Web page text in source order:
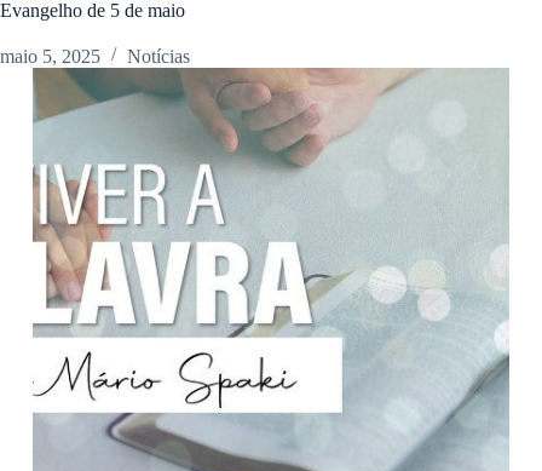
Evangelho de 5 de maio
maio 5, 2025 Notícias